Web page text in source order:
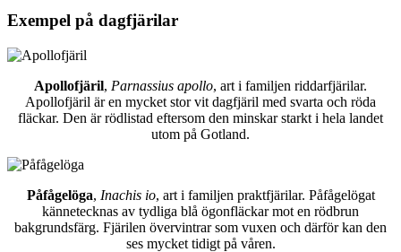
Exempel på dagfjärilar
Apollofjäril, Parnassius apollo, art i familjen riddarfjärilar.
Apollofjäril är en mycket stor vit dagfjäril med svarta och röda
fläckar. Den är rödlistad eftersom den minskar starkt i hela landet
utom på Gotland.
Påfågelöga, Inachis io, art i familjen praktfjärilar. Påfågelögat
kännetecknas av tydliga blå ögonfläckar mot en rödbrun
bakgrundsfärg. Fjärilen övervintrar som vuxen och därför kan den
ses mycket tidigt på våren.